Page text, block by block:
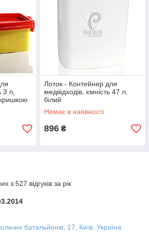
3 л,
Лоток - Контейнер для
медвідходів, ємність 47 л,
білий
Немає в наявності
896 ₴
з 527 відгуків за рік
батальйонів, 17, Київ, Україна